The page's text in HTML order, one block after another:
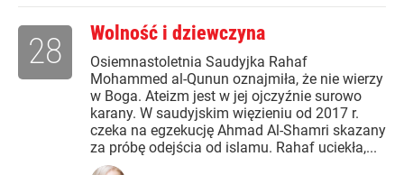
Wolność i dziewczyna
Osiemnastoletnia Saudyjka Rahaf
Mohammed al-Qunun oznajmiła, że nie wierzy
w Boga. Ateizm jest w jej ojczyźnie surowo
karany. W saudyjskim więzieniu od 2017 r.
czeka na egzekucję Ahmad Al-Shamri skazany
za próbę odejścia od islamu. Rahaf uciekła,...
28